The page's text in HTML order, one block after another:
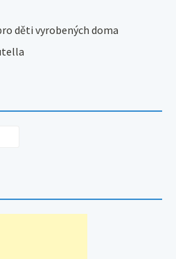
děti vyrobených doma